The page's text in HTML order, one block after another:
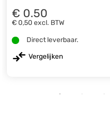
€ 0.50
€ 0,50 excl. BTW
Direct leverbaar.
Vergelijken